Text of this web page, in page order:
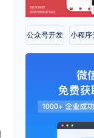
公众号开发 小程